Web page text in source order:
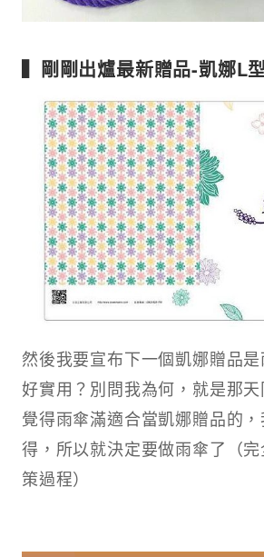
▍剛剛出爐最新贈品-凱娜L
然後我要宣布下一個凱娜贈品
好實用？別問我為何，就是那
覺得雨傘滿適合當凱娜贈品的
得，所以就決定要做雨傘了（
策過程）